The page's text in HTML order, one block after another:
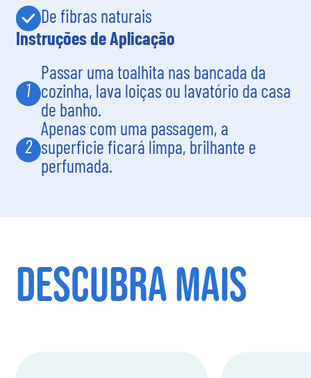
De fibras naturais
Instruções de Aplicação
1
Passar uma toalhita nas bancada da
cozinha, lava loiças ou lavatório da casa
de banho.
2
Apenas com uma passagem, a
superficie ficará limpa, brilhante e
perfumada.
DESCUBRA MAIS